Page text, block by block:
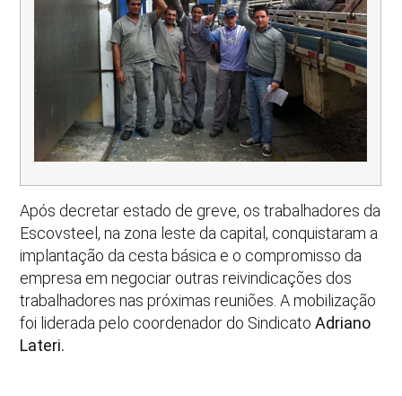
Após decretar estado de greve, os trabalhadores da
Escovsteel, na zona leste da capital, conquistaram a
implantação da cesta básica e o compromisso da
empresa em negociar outras reivindicações dos
trabalhadores nas próximas reuniões. A mobilização
foi liderada pelo coordenador do SindicatoAdriano
Lateri.